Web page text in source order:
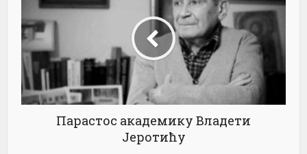
Парастос академику Владети
Јеротићу